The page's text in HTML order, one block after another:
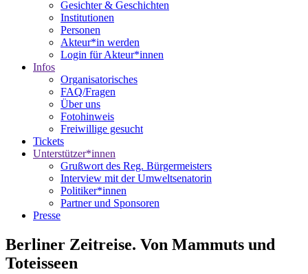
Gesichter & Geschichten
Institutionen
Personen
Akteur*in werden
Login für Akteur*innen
Infos
Organisatorisches
FAQ/Fragen
Über uns
Fotohinweis
Freiwillige gesucht
Tickets
Unterstützer*innen
Grußwort des Reg. Bürgermeisters
Interview mit der Umweltsenatorin
Politiker*innen
Partner und Sponsoren
Presse
Berliner Zeitreise. Von Mammuts und
Toteisseen